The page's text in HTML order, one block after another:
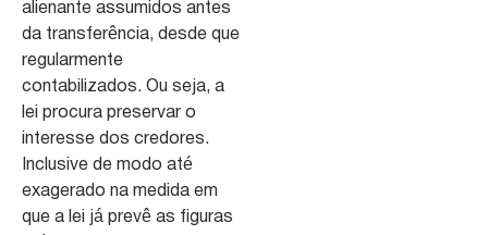
alienante assumidos antes
da transferência, desde que
regularmente
contabilizados. Ou seja, a
lei procura preservar o
interesse dos credores.
Inclusive de modo até
exagerado na medida em
que a lei já prevê as figuras